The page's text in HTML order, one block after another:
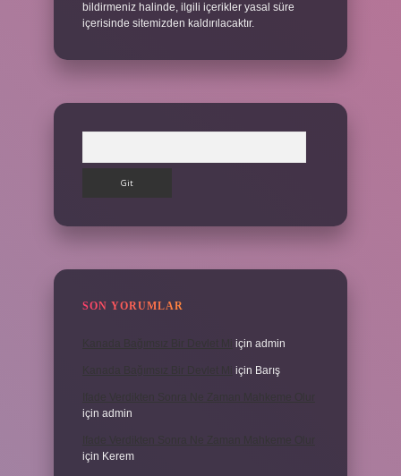
bildirmeniz halinde, ilgili içerikler yasal süre
içerisinde sitemizden kaldırılacaktır.
SON YORUMLAR
için admin
için Barış
için admin
için Kerem